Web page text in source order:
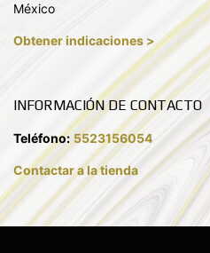
México
Obtener indicaciones >
INFORMACIÓN DE CONTACTO
Teléfono: 5523156054
Contactar a la tienda